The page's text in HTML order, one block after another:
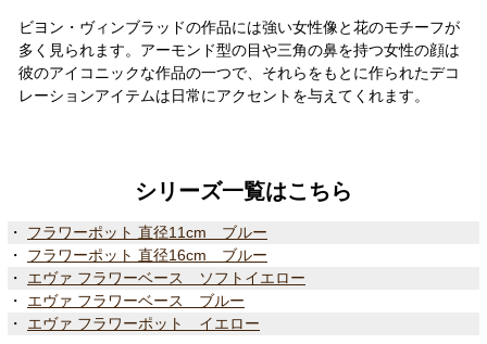
ビヨン・ヴィンブラッドの作品には強い女性像と花のモチーフが
多く見られます。アーモンド型の目や三角の鼻を持つ女性の顔は
彼のアイコニックな作品の一つで、それらをもとに作られたデコ
レーションアイテムは日常にアクセントを与えてくれます。
シリーズ一覧はこちら
・ フラワーポット 直径11cm ブルー
・ フラワーポット 直径16cm ブルー
・ エヴァ フラワーベース ソフトイエロー
・ エヴァ フラワーベース ブルー
・ エヴァ フラワーポット イエロー